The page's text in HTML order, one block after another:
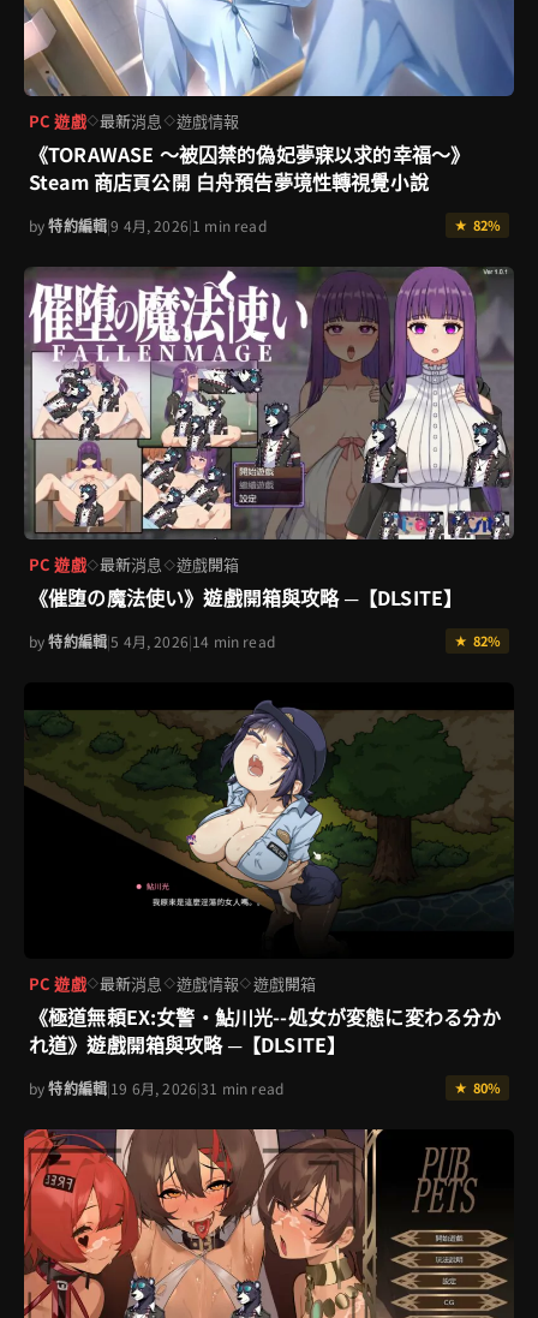
PC 遊戲◇最新消息 ◇遊戲情報
《TORAWASE ～被囚禁的偽妃夢寐以求的幸福～》
Steam 商店頁公開 白舟預告夢境性轉視覺小說
by特約編輯|9 4月, 2026|1 min read ★ 82%
PC 遊戲◇最新消息 ◇遊戲開箱
《催堕の魔法使い》遊戲開箱與攻略 ─【DLSITE】
by特約編輯|5 4月, 2026|14 min read ★ 82%
PC 遊戲◇最新消息 ◇遊戲情報◇遊戲開箱
《極道無頼EX:女警・鮎川光--処女が変態に変わる分か
れ道》遊戲開箱與攻略 ─【DLSITE】
by特約編輯|19 6月, 2026|31 min read ★ 80%